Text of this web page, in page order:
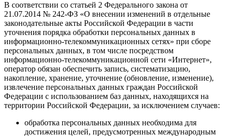
В соответствии со статьей 2 Федерального закона от
21.07.2014 № 242-ФЗ «О внесении изменений в отдельные
законодательные акты Российской Федерации в части
уточнения порядка обработки персональных данных в
информационно-телекоммуникационных сетях» при сборе
персональных данных, в том числе посредством
информационно-телекоммуникационной сети «Интернет»,
оператор обязан обеспечить запись, систематизацию,
накопление, хранение, уточнение (обновление, изменение),
извлечение персональных данных граждан Российской
Федерации с использованием баз данных, находящихся на
территории Российской Федерации, за исключением случаев:
обработка персональных данных необходима для
достижения целей, предусмотренных международным